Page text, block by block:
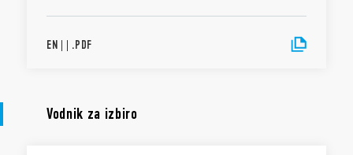
EN | | .PDF
Vodnik za izbiro